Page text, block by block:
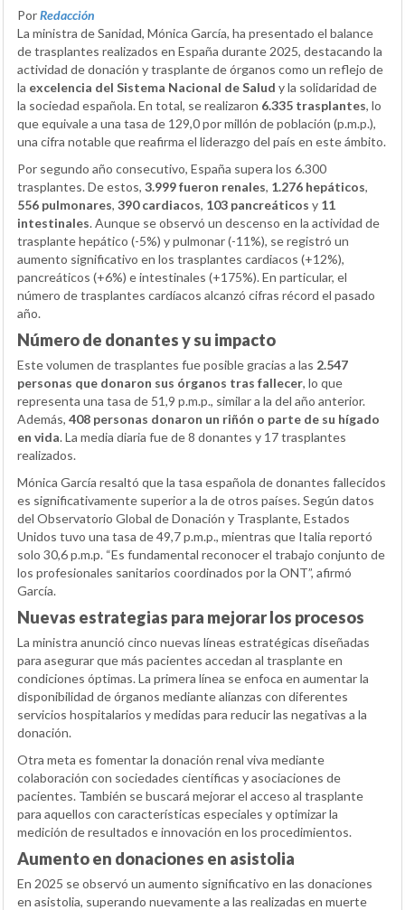
PorRedacción
La ministra de Sanidad, Mónica García, ha presentado el balance
de trasplantes realizados en España durante 2025, destacando la
actividad de donación y trasplante de órganos como un reflejo de
la excelencia del Sistema Nacional de Salud y la solidaridad de
la sociedad española. En total, se realizaron 6.335 trasplantes, lo
que equivale a una tasa de 129,0 por millón de población (p.m.p.),
una cifra notable que reafirma el liderazgo del país en este ámbito.
Por segundo año consecutivo, España supera los 6.300
trasplantes. De estos, 3.999 fueron renales, 1.276 hepáticos,
556 pulmonares, 390 cardiacos, 103 pancreáticos y 11
intestinales. Aunque se observó un descenso en la actividad de
trasplante hepático (-5%) y pulmonar (-11%), se registró un
aumento significativo en los trasplantes cardiacos (+12%),
pancreáticos (+6%) e intestinales (+175%). En particular, el
número de trasplantes cardíacos alcanzó cifras récord el pasado
año.
Número de donantes y su impacto
Este volumen de trasplantes fue posible gracias a las 2.547
personas que donaron sus órganos tras fallecer, lo que
representa una tasa de 51,9 p.m.p., similar a la del año anterior.
Además, 408 personas donaron un riñón o parte de su hígado
en vida. La media diaria fue de 8 donantes y 17 trasplantes
realizados.
Mónica García resaltó que la tasa española de donantes fallecidos
es significativamente superior a la de otros países. Según datos
del Observatorio Global de Donación y Trasplante, Estados
Unidos tuvo una tasa de 49,7 p.m.p., mientras que Italia reportó
solo 30,6 p.m.p. “Es fundamental reconocer el trabajo conjunto de
los profesionales sanitarios coordinados por la ONT”, afirmó
García.
Nuevas estrategias para mejorar los procesos
La ministra anunció cinco nuevas líneas estratégicas diseñadas
para asegurar que más pacientes accedan al trasplante en
condiciones óptimas. La primera línea se enfoca en aumentar la
disponibilidad de órganos mediante alianzas con diferentes
servicios hospitalarios y medidas para reducir las negativas a la
donación.
Otra meta es fomentar la donación renal viva mediante
colaboración con sociedades científicas y asociaciones de
pacientes. También se buscará mejorar el acceso al trasplante
para aquellos con características especiales y optimizar la
medición de resultados e innovación en los procedimientos.
Aumento en donaciones en asistolia
En 2025 se observó un aumento significativo en las donaciones
en asistolia, superando nuevamente a las realizadas en muerte